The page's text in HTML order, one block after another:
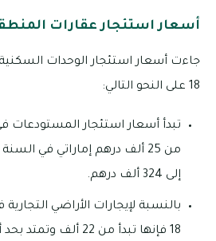
أسعار استئجار عقارات المنطقة
جاءت أسعار استئجار الوحدات
18 على النحو التالي:
من 25 ألف درهم إماراتي في
إلى 324 ألف درهم.
بالنسبة لإيجارات الأراضي